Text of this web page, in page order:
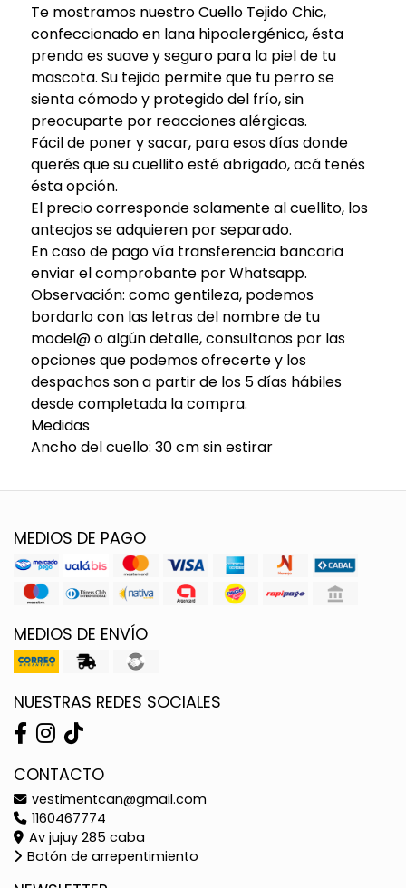
Te mostramos nuestro Cuello Tejido Chic,
confeccionado en lana hipoalergénica, ésta
prenda es suave y seguro para la piel de tu
mascota. Su tejido permite que tu perro se
sienta cómodo y protegido del frío, sin
preocuparte por reacciones alérgicas.
Fácil de poner y sacar, para esos días donde
querés que su cuellito esté abrigado, acá tenés
ésta opción.
El precio corresponde solamente al cuellito, los
anteojos se adquieren por separado.
En caso de pago vía transferencia bancaria
enviar el comprobante por Whatsapp.
Observación: como gentileza, podemos
bordarlo con las letras del nombre de tu
model@ o algún detalle, consultanos por las
opciones que podemos ofrecerte y los
despachos son a partir de los 5 días hábiles
desde completada la compra.
Medidas
Ancho del cuello: 30 cm sin estirar
MEDIOS DE PAGO
MEDIOS DE ENVÍO
NUESTRAS REDES SOCIALES
CONTACTO
vestimentcan@gmail.com
1160467774
Av jujuy 285 caba
Botón de arrepentimiento